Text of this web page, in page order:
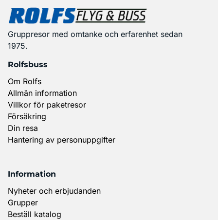
Gruppresor med omtanke och erfarenhet sedan
1975.
Rolfsbuss
Om Rolfs
Allmän information
Villkor för paketresor
Försäkring
Din resa
Hantering av personuppgifter
Information
Nyheter och erbjudanden
Grupper
Beställ katalog